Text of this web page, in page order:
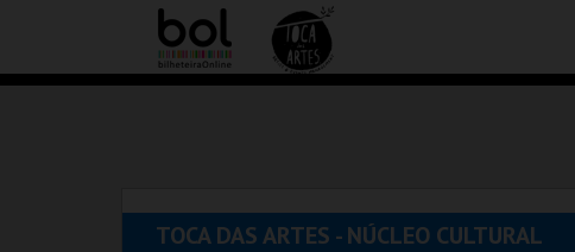
TOCA DAS ARTES - NÚCLEO CULTURAL